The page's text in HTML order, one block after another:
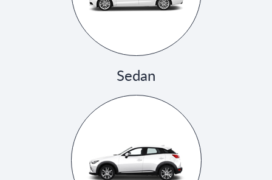
Sedan